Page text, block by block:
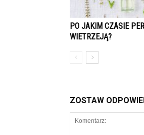
PO JAKIM CZASIE
WIETRZEJĄ?
ZOSTAW